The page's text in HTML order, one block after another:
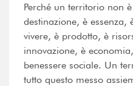
Perché un territorio non
destinazione, è essenza,
vivere, è prodotto, è
innovazione, è
benessere sociale. Un
tutto questo messo